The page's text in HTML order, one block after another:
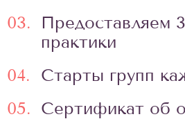
03.
Предоставляем
практики
04.
Старты групп
05. Сертификат об